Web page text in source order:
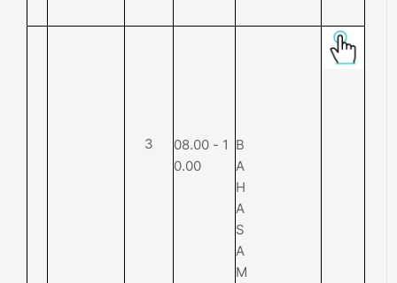
3 08.00 - 1
0.00
B
A
H
A
S
A
M